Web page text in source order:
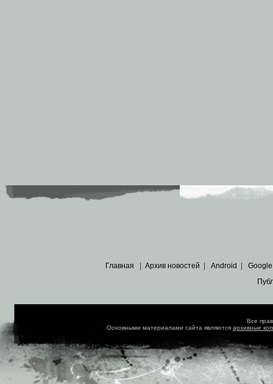
Главная Архив новостей Android Google
Все
Основными материалами сайта являются архивные